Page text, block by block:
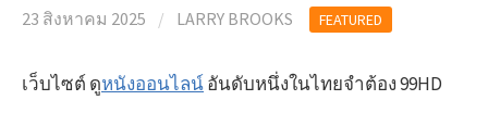
23 สิงหาคม 2025 / LARRY BROOKS FEATURED
เว็บไซต์ ดูหนังออนไลน์อันดับหนึ่งในไทยจำต้อง 99HD